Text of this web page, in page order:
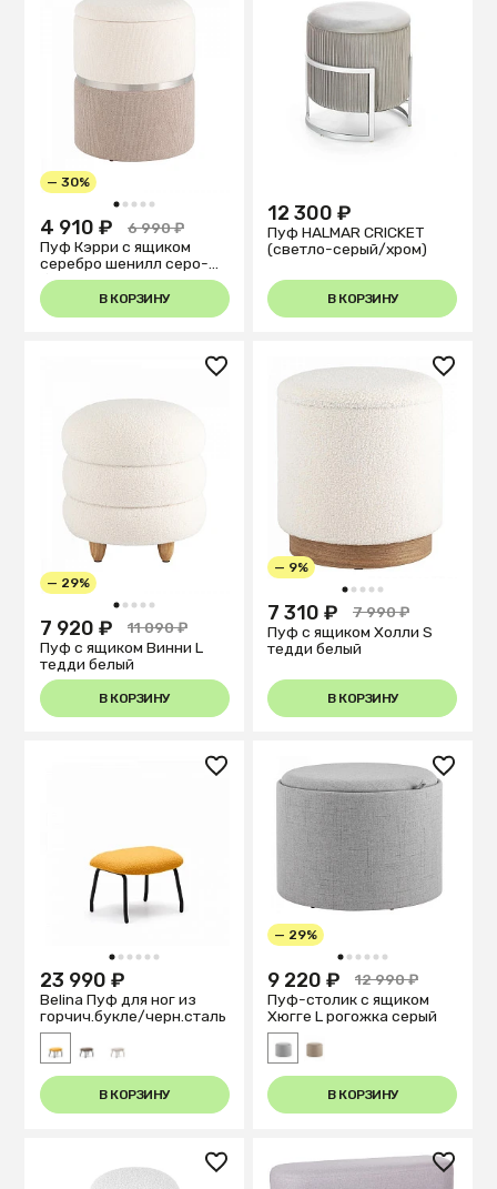
1 2 3 4 5
— 30%
4 910 ₽
6 990 ₽
Пуф Кэрри с ящиком
серебро шенилл серо-
бежевый
В КОРЗИНУ
12 300 ₽
Пуф HALMAR CRICKET
(светло-серый/хром)
В КОРЗИНУ
1 2 3 4 5
— 29%
7 920 ₽
11 090 ₽
Пуф с ящиком Винни L
тедди белый
В КОРЗИНУ
1 2 3 4 5
— 9%
7 310 ₽
7 990 ₽
Пуф с ящиком Холли S
тедди белый
В КОРЗИНУ
1 2 3 4 5 6
23 990 ₽
Belina Пуф для ног из
горчич.букле/черн.сталь
В КОРЗИНУ
1 2 3 4 5 6
— 29%
9 220 ₽
12 990 ₽
Пуф-столик с ящиком
Хюгге L рогожка серый
В КОРЗИНУ